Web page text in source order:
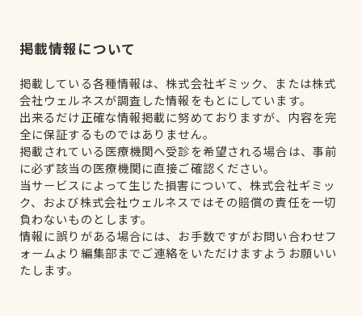
掲載情報について
掲載している各種情報は、株式会社ギミック、または株式
会社ウェルネスが調査した情報をもとにしています。
出来るだけ正確な情報掲載に努めておりますが、内容を完
全に保証するものではありません。
掲載されている医療機関へ受診を希望される場合は、事前
に必ず該当の医療機関に直接ご確認ください。
当サービスによって生じた損害について、株式会社ギミッ
ク、および株式会社ウェルネスではその賠償の責任を一切
負わないものとします。
情報に誤りがある場合には、お手数ですがお問い合わせフ
ォームより編集部までご連絡をいただけますようお願いい
たします。